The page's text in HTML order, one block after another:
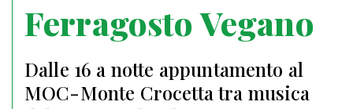
Ferragosto Vegano
Dalle 16 a notte appuntamento al
MOC-Monte Crocetta tra musica